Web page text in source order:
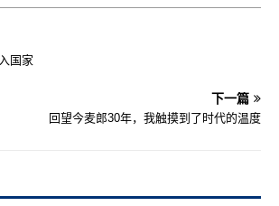
国家
下一篇
回望今麦郎30年，我触摸到了时代的温度